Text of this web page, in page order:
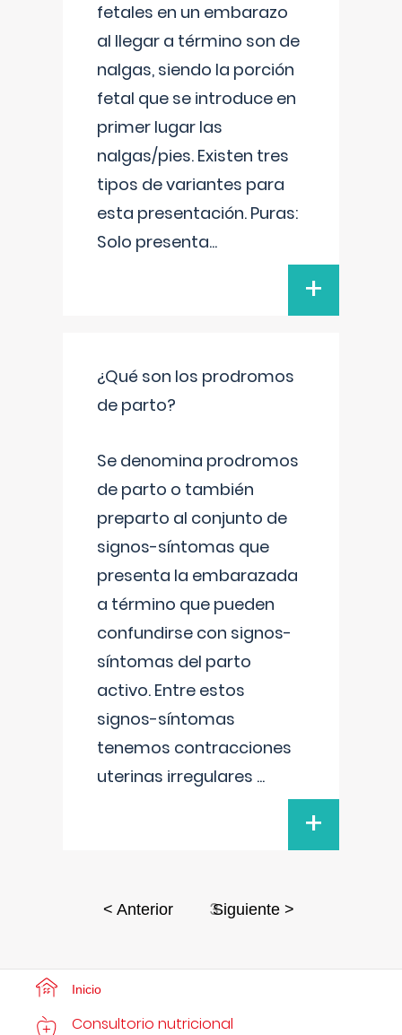
fetales en un embarazo
al llegar a término son de
nalgas, siendo la porción
fetal que se introduce en
primer lugar las
nalgas/pies. Existen tres
tipos de variantes para
esta presentación. Puras:
Solo presenta...
+
¿Qué son los prodromos
de parto?
Se denomina prodromos
de parto o también
preparto al conjunto de
signos-síntomas que
presenta la embarazada
a término que pueden
confundirse con signos-
síntomas del parto
activo. Entre estos
signos-síntomas
tenemos contracciones
uterinas irregulares ...
+
< Anterior 3Siguiente >
Inicio
Consultorio nutricional